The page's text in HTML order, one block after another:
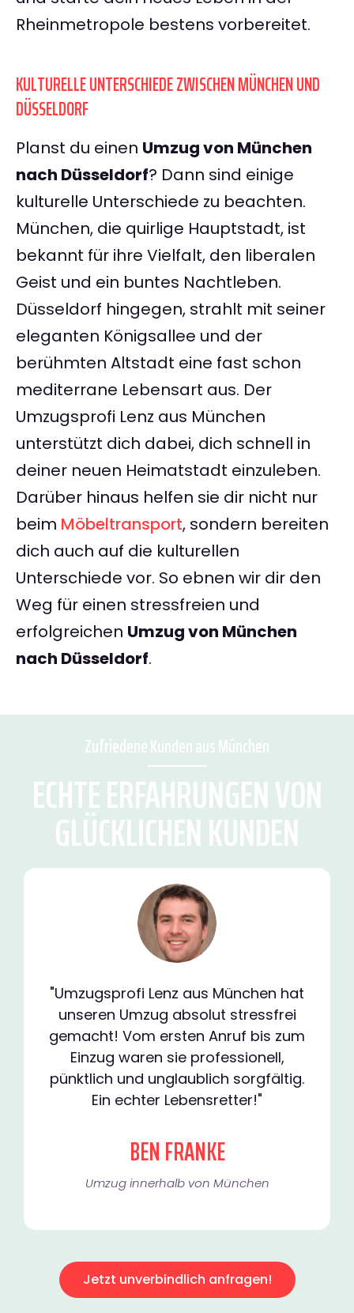
Rheinmetropole bestens vorbereitet.
KULTURELLE UNTERSCHIEDE ZWISCHEN MÜNCHEN UND
DÜSSELDORF
Planst du einen Umzug von München
nach Düsseldorf? Dann sind einige
kulturelle Unterschiede zu beachten.
München, die quirlige Hauptstadt, ist
bekannt für ihre Vielfalt, den liberalen
Geist und ein buntes Nachtleben.
Düsseldorf hingegen, strahlt mit seiner
eleganten Königsallee und der
berühmten Altstadt eine fast schon
mediterrane Lebensart aus. Der
Umzugsprofi Lenz aus München
unterstützt dich dabei, dich schnell in
deiner neuen Heimatstadt einzuleben.
Darüber hinaus helfen sie dir nicht nur
beim Möbeltransport, sondern bereiten
dich auch auf die kulturellen
Unterschiede vor. So ebnen wir dir den
Weg für einen stressfreien und
erfolgreichen Umzug von München
nach Düsseldorf.
Zufriedene Kunden aus München
ECHTE ERFAHRUNGEN VON
GLÜCKLICHEN KUNDEN
"Umzugsprofi Lenz aus München hat
unseren Umzug absolut stressfrei
gemacht! Vom ersten Anruf bis zum
Einzug waren sie professionell,
pünktlich und unglaublich sorgfältig.
Ein echter Lebensretter!"
BEN FRANKE
Umzug innerhalb von München​
Jetzt unverbindlich anfragen!